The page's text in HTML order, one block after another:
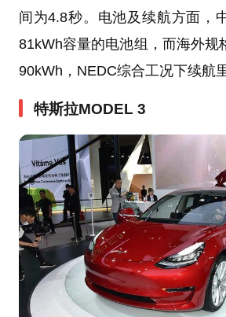
间为4.8秒。电池及续航方面，
81kWh容量的电池组，而海外规
90kWh，NEDC综合工况下续航
特斯拉MODEL 3